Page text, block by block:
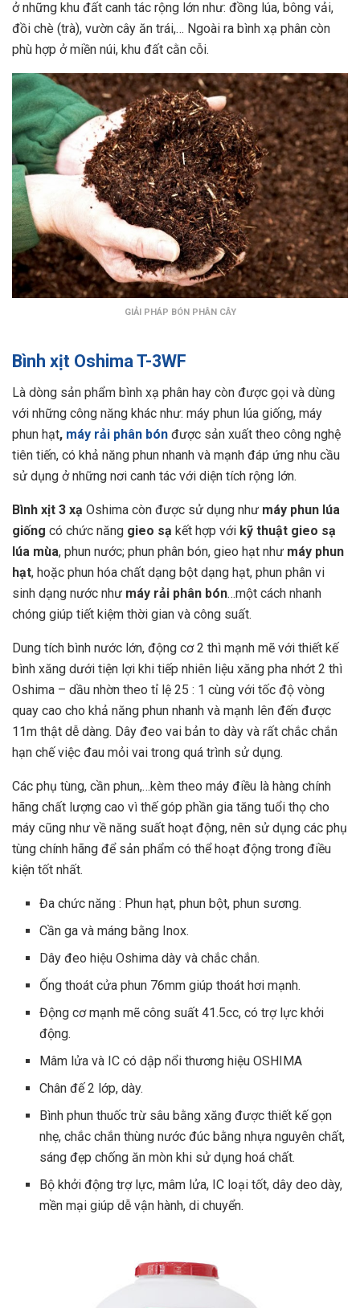
ở những khu đất canh tác rộng lớn như: đồng lúa, bông vải,
đồi chè (trà), vườn cây ăn trái,… Ngoài ra bình xạ phân còn
phù hợp ở miền núi, khu đất cằn cỗi.
GIẢI PHÁP BÓN PHÂN CÂY
Bình xịt Oshima T-3WF
Là dòng sản phẩm bình xạ phân hay còn được gọi và dùng
với những công năng khác như: máy phun lúa giống, máy
phun hạt, máy rải phân bón được sản xuất theo công nghệ
tiên tiến, có khả năng phun nhanh và mạnh đáp ứng nhu cầu
sử dụng ở những nơi canh tác với diện tích rộng lớn.
Bình xịt 3 xạ Oshima còn được sử dụng như máy phun lúa
giống có chức năng gieo sạ kết hợp với kỹ thuật gieo sạ
lúa mùa, phun nước; phun phân bón, gieo hạt như máy phun
hạt, hoặc phun hóa chất dạng bột dạng hạt, phun phân vi
sinh dạng nước như máy rải phân bón…một cách nhanh
chóng giúp tiết kiệm thời gian và công suất.
Dung tích bình nước lớn, động cơ 2 thì mạnh mẽ với thiết kế
bình xăng dưới tiện lợi khi tiếp nhiên liệu xăng pha nhớt 2 thì
Oshima – dầu nhờn theo tỉ lệ 25 : 1 cùng với tốc độ vòng
quay cao cho khả năng phun nhanh và mạnh lên đến được
11m thật dễ dàng. Dây đeo vai bản to dày và rất chắc chắn
hạn chế việc đau mỏi vai trong quá trình sử dụng.
Các phụ tùng, cần phun,…kèm theo máy điều là hàng chính
hãng chất lượng cao vì thế góp phần gia tăng tuổi thọ cho
máy cũng như về năng suất hoạt động, nên sử dụng các phụ
tùng chính hãng để sản phẩm có thể hoạt động trong điều
kiện tốt nhất.
Đa chức năng : Phun hạt, phun bột, phun sương.
Cần ga và máng bằng Inox.
Dây đeo hiệu Oshima dày và chắc chắn.
Ống thoát cửa phun 76mm giúp thoát hơi mạnh.
Động cơ mạnh mẽ công suất 41.5cc, có trợ lực khởi
động.
Mâm lửa và IC có dập nổi thương hiệu OSHIMA
Chân đế 2 lớp, dày.
Bình phun thuốc trừ sâu bằng xăng được thiết kế gọn
nhẹ, chắc chắn thùng nước đúc bằng nhựa nguyên chất,
sáng đẹp chống ăn mòn khi sử dụng hoá chất.
Bộ khởi động trợ lực, mâm lửa, IC loại tốt, dây deo dày,
mền mại giúp dễ vận hành, di chuyển.